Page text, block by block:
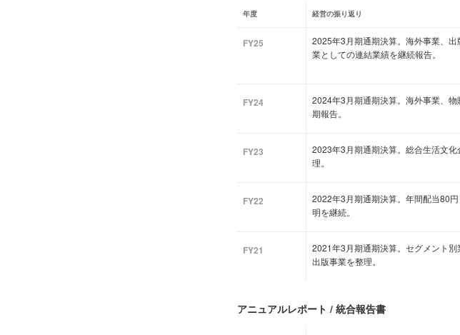
年度 経営の振り返り
FY25
2025年3月期通期決算。海外事業、
業としての連結業績を継続報告。
FY24
2024年3月期通期決算。海外事業、
期報告。
FY23
2023年3月期通期決算。総合生活文
理。
FY22
2022年3月期通期決算。年間配当80
明を継続。
FY21
2021年3月期通期決算。セグメント別
出版事業を整理。
アニュアルレポート / 統合報告書